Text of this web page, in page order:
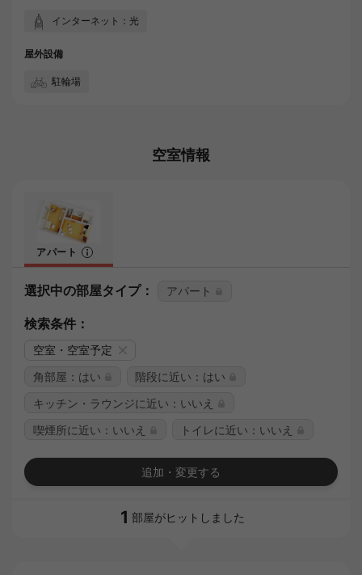
インターネット：光
屋外設備
駐輪場
空室情報
アパート
選択中の部屋タイプ： アパート
検索条件：
空室・空室予定
角部屋：はい
階段に近い：はい
キッチン・ラウンジに近い：いいえ
喫煙所に近い：いいえ
トイレに近い：いいえ
追加・変更する
1 部屋がヒットしました